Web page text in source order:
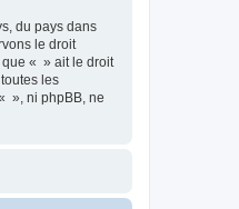
du pays dans
le droit
que « » ait le droit
les
», ni phpBB, ne